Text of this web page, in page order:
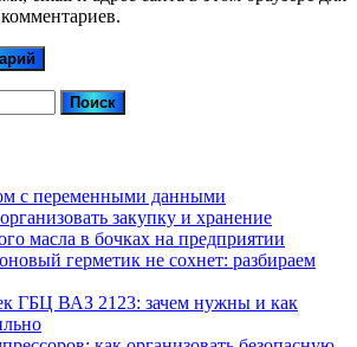
с переменными данными
закупку и хранение
масла в бочках на предприятии
герметик не сохнет: разбираем
ГБЦ ВАЗ 2123: зачем нужны и как